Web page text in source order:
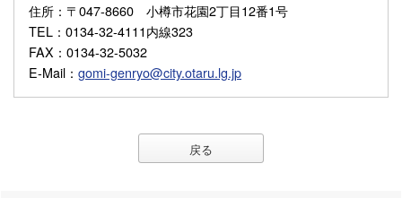
住所 ：〒047-8660 小樽市花園2丁目12番1号
TEL ：0134-32-4111内線323
FAX ：0134-32-5032
E-Mail ： gomi-genryo@city.otaru.lg.jp
戻る